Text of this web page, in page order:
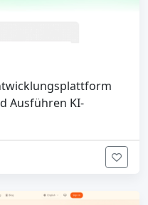
Ausführen KI-